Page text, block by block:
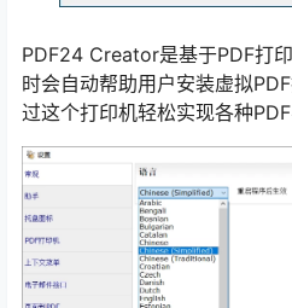
PDF24 Creator是基于PDF打
时会自动帮助用户安装虚拟
过这个打印机轻松实现各种PDF